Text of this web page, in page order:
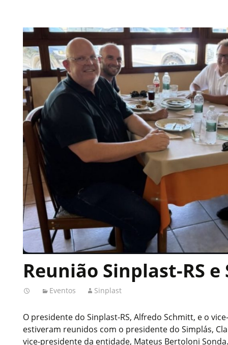
Reunião Sinplast-RS e
Eventos Sinplast
O presidente do Sinplast-RS, Alfredo Schmitt, e o
estiveram reunidos com o presidente do Simplás,
vice-presidente da entidade, Mateus Bertoloni